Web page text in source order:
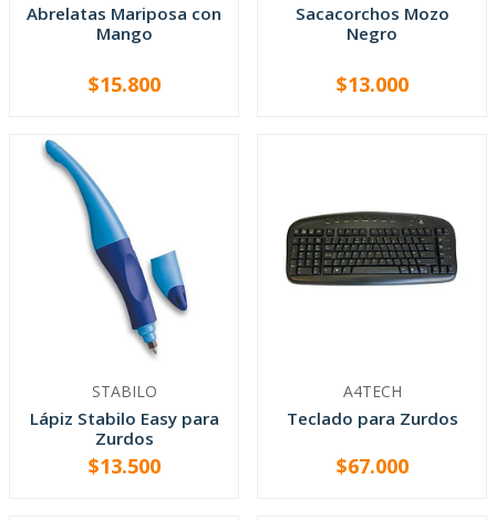
Abrelatas Mariposa con
Mango
+
$15.800
Sacacorchos Mozo
Negro
AGOTADO
$13.000
STABILO
Lápiz Stabilo Easy para
Zurdos
VER OPCIONES
$13.500
A4TECH
Teclado para Zurdos
+
$67.000